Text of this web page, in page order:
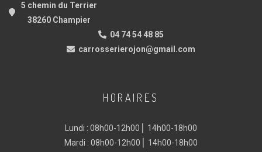
5 chemin du Terrier
38260 Champier
04 74 54 48 85
carrosserierojon@gmail.com
HORAIRES
Lundi : 08h00-12h00 ⎜ 14h00-18h00
Mardi : 08h00-12h00 ⎜ 14h00-18h00